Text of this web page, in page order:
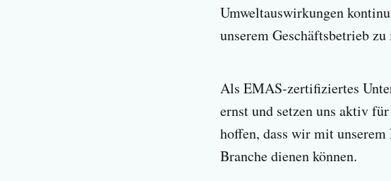
Umweltauswirkungen
unserem Geschäftsbetrieb
Als EMAS-zertifiziertes
ernst und setzen uns aktiv
hoffen, dass wir mit
Branche dienen können.